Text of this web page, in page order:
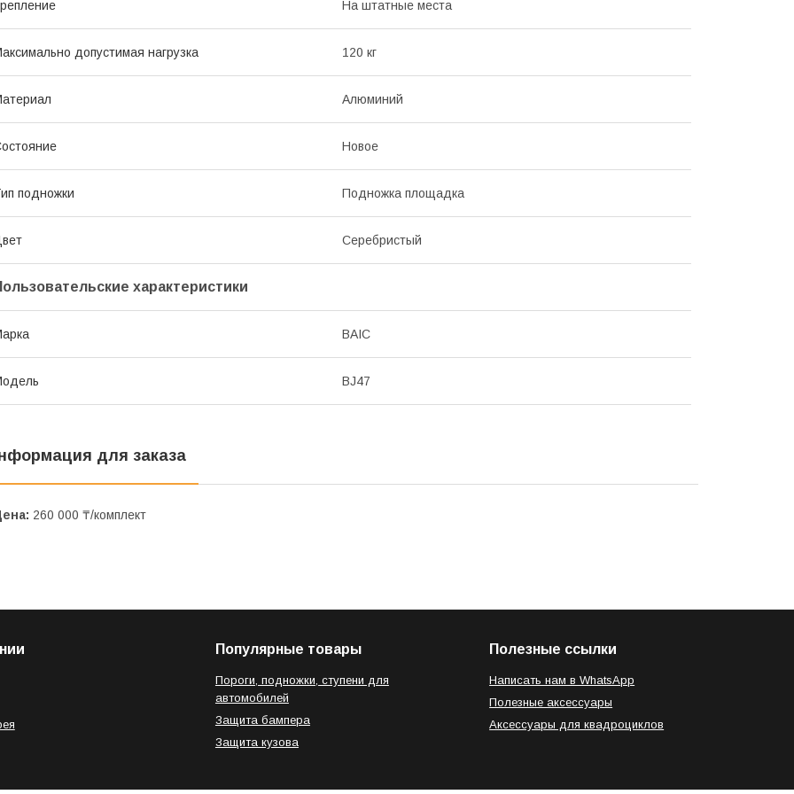
На штатные места
допустимая нагрузка 120 кг
Алюминий
Новое
подножки Подножка площадка
Серебристый
характеристики
BAIC
BJ47
для заказа
260 000 ₸/комплект
Популярные товары
Пороги, подножки, ступени для
автомобилей
Защита бампера
Защита кузова
Полезные ссылки
Написать нам в WhatsApp
Полезные аксессуары
Аксессуары для квадроциклов